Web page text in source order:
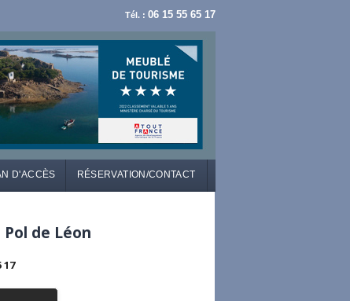
Tél. : 06 15 55 65 17
D'ACCÈS RÉSERVATION/CONTACT
de Léon
17